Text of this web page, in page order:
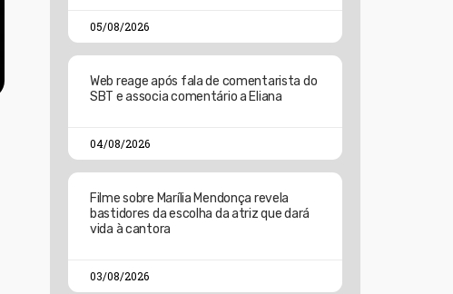
05/08/2026
Web reage após fala de comentarista do
SBT e associa comentário a Eliana
04/08/2026
Filme sobre Marília Mendonça revela
bastidores da escolha da atriz que dará
vida à cantora
03/08/2026